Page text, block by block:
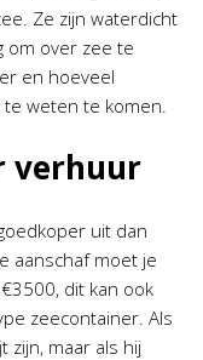
Ze zijn waterdicht
om over zee te
en hoeveel
weten te komen.
verhuur
uit dan
aanschaf moet je
dit kan ook
zeecontainer. Als
zijn, maar als hij